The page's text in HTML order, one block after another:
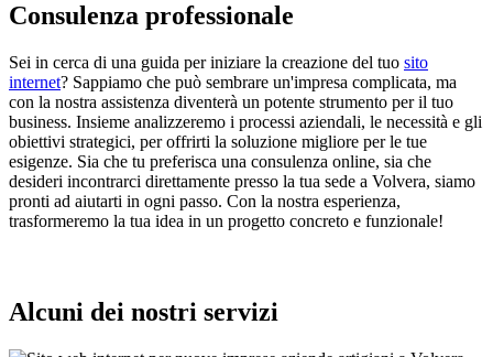
Consulenza professionale
Sei in cerca di una guida per iniziare la creazione del tuo sito
internet? Sappiamo che può sembrare un'impresa complicata, ma
con la nostra assistenza diventerà un potente strumento per il tuo
business. Insieme analizzeremo i processi aziendali, le necessità e gli
obiettivi strategici, per offrirti la soluzione migliore per le tue
esigenze. Sia che tu preferisca una consulenza online, sia che
desideri incontrarci direttamente presso la tua sede a Volvera, siamo
pronti ad aiutarti in ogni passo. Con la nostra esperienza,
trasformeremo la tua idea in un progetto concreto e funzionale!
Alcuni dei nostri servizi